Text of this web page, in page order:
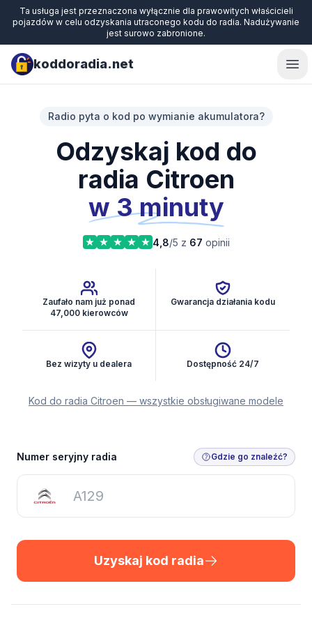
Ta usługa jest przeznaczona wyłącznie dla prawowitych właścicieli
pojazdów w celu odzyskania utraconego kodu do radia. Nadużywanie
jest surowo zabronione.
koddoradia.net
Radio pyta o kod po wymianie akumulatora?
Odzyskaj kod do
radia Citroen
w 3 minuty
4,8/5 z 67 opinii
Zaufało nam już ponad
47,000 kierowców
Gwarancja działania kodu
Bez wizyty u dealera Dostępność 24/7
Kod do radia Citroen — wszystkie obsługiwane modele
Uzyskaj kod radia
Numer seryjny radia Gdzie go znaleźć?
Uzyskaj kod radia